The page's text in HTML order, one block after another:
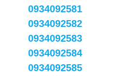
0934092581
0934092582
0934092583
0934092584
0934092585